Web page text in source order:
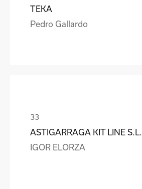
TEKA
Pedro Gallardo
ASTIGARRAGA KIT LINE S.L.
IGOR ELORZA